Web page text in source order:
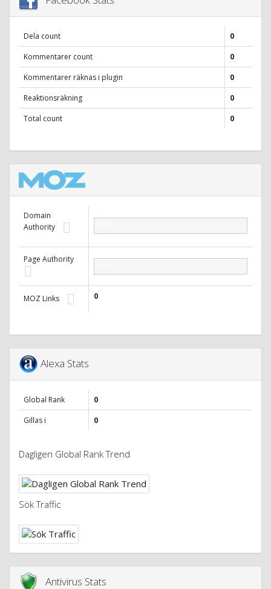
Dela count
0
Kommentarer count
0
Kommentarer räknas i plugin
0
Reaktionsräkning
0
Total count
0
Domain
Authority
Page Authority
MOZ Links 0
Alexa Stats
Global Rank
0
Gillas i
0
Dagligen Global Rank Trend
Sök Traffic
Antivirus Stats